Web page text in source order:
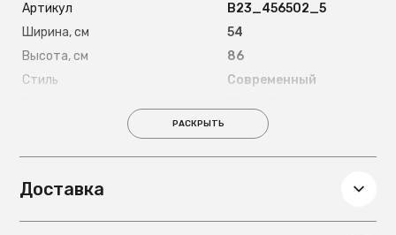
Артикул
B23_456502_5
Ширина, см
54
Высота, см
86
Стиль
Современный
Металл
Глубина, см
51
Вес, кг
Подлокотники
РАСКРЫТЬ
Доставка